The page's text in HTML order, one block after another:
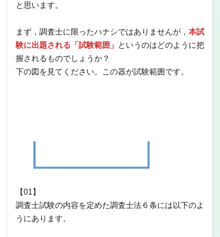
と思います。
まず，調査士に限ったハナシではありませんが， 本試
験に出題される「試験範囲」
というのはどのように把
握されるものでしょうか？
下の図を見てください。この器が試験範囲です。
【01】
調査士試験の内容を定めた調査士法６条には以下のよ
うにあります。